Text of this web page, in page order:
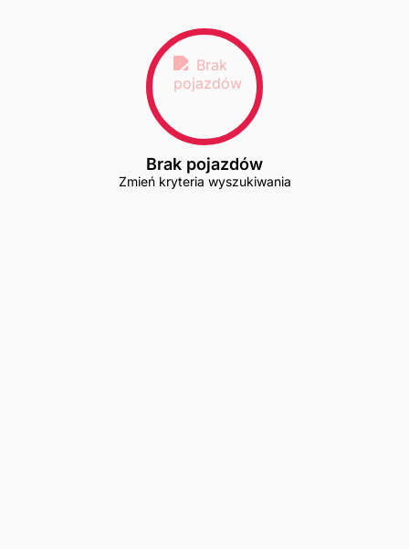
Brak pojazdów
Zmień kryteria wyszukiwania